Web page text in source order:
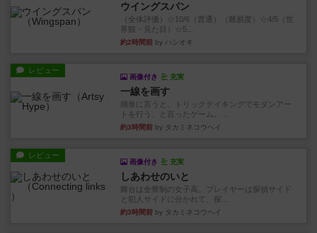
ウイングスパン
（全体評価）☆10/6（普通）（難易度）☆4/5（世
界観・見た目）☆5...
約2時間前 by ハシオキ
レビュー
画像付き 充実
一線を画す
簡単に言うと、トリックテイキングでモダンアー
トを行う、と言ったゲーム。...
約3時間前 by タカミネコウヘイ
レビュー
画像付き 充実
しあわせのいと
舞台は全寮制の女子高。プレイヤーは探偵サイド
と犯人サイドに分かれて、探...
約3時間前 by タカミネコウヘイ